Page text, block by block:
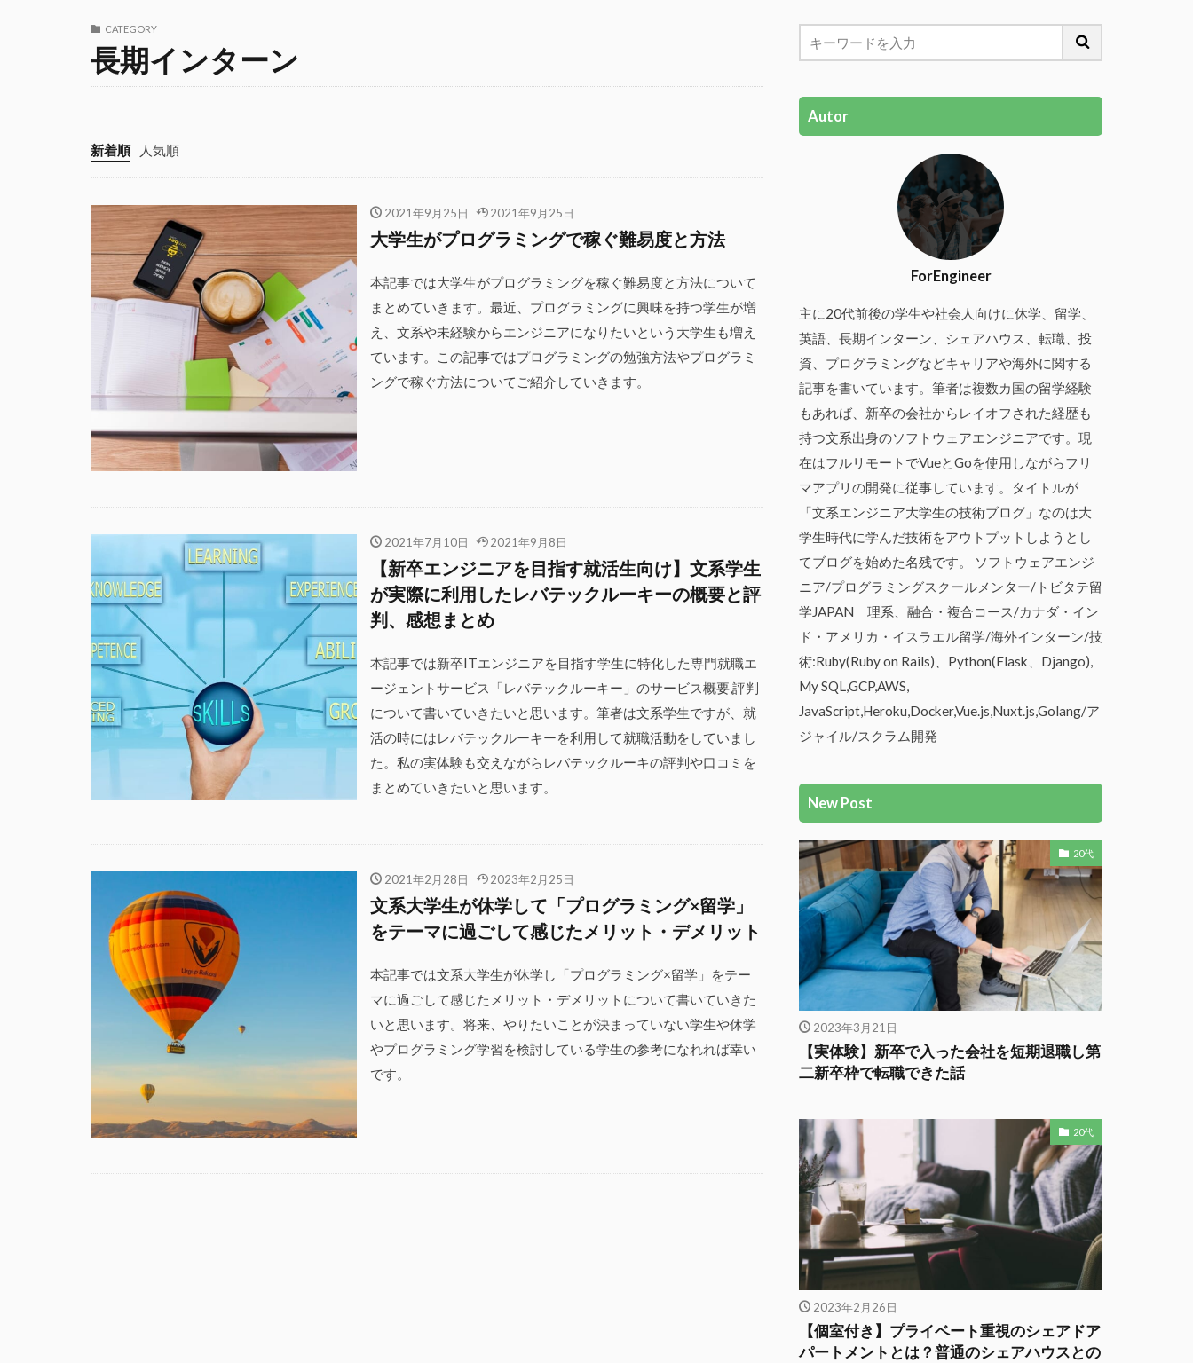
CATEGORY
長期インターン
新着順 人気順
2021年9月25日 2021年9月25日
大学生がプログラミングで稼ぐ難易度と方法
本記事では大学生がプログラミングを稼ぐ難易度と方法について
まとめていきます。最近、プログラミングに興味を持つ学生が増
え、文系や未経験からエンジニアになりたいという大学生も増え
ています。この記事ではプログラミングの勉強方法やプログラミ
ングで稼ぐ方法についてご紹介していきます。
2021年7月10日 2021年9月8日
【新卒エンジニアを目指す就活生向け】文系学生
が実際に利用したレバテックルーキーの概要と評
判、感想まとめ
本記事では新卒ITエンジニアを目指す学生に特化した専門就職エ
ージェントサービス「レバテックルーキー」のサービス概要,評判
について書いていきたいと思います。筆者は文系学生ですが、就
活の時にはレバテックルーキーを利用して就職活動をしていまし
た。私の実体験も交えながらレバテックルーキの評判や口コミを
まとめていきたいと思います。
2021年2月28日 2023年2月25日
文系大学生が休学して「プログラミング×留学」
をテーマに過ごして感じたメリット・デメリット
本記事では文系大学生が休学し「プログラミング×留学」をテー
マに過ごして感じたメリット・デメリットについて書いていきた
いと思います。将来、やりたいことが決まっていない学生や休学
やプログラミング学習を検討している学生の参考になれれば幸い
です。
Autor
ForEngineer
主に20代前後の学生や社会人向けに休学、留学、
英語、長期インターン、シェアハウス、転職、投
資、プログラミングなどキャリアや海外に関する
記事を書いています。筆者は複数カ国の留学経験
もあれば、新卒の会社からレイオフされた経歴も
持つ文系出身のソフトウェアエンジニアです。現
在はフルリモートでVueとGoを使用しながらフリ
マアプリの開発に従事しています。タイトルが
「文系エンジニア大学生の技術ブログ」なのは大
学生時代に学んだ技術をアウトプットしようとし
てブログを始めた名残です。 ソフトウェアエンジ
ニア/プログラミングスクールメンター/トビタテ留
学JAPAN 理系、融合・複合コース/カナダ・イン
ド・アメリカ・イスラエル留学/海外インターン/技
術:Ruby(Ruby on Rails)、Python(Flask、Django),
My SQL,GCP,AWS,
JavaScript,Heroku,Docker,Vue.js,Nuxt.js,Golang/ア
ジャイル/スクラム開発
New Post
20代
2023年3月21日
【実体験】新卒で入った会社を短期退職し第
二新卒枠で転職できた話
20代
2023年2月26日
【個室付き】プライベート重視のシェアドア
パートメントとは？普通のシェアハウスとの